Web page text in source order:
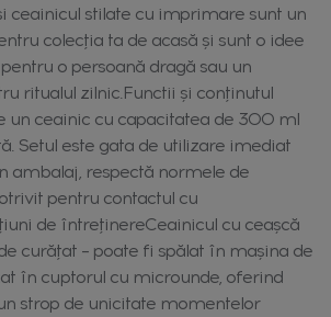
ceainicul stilate cu imprimare sunt un
colecția ta de acasă și sunt o idee
o persoană dragă sau un
ritualul zilnic.Functii și conținutul
un ceainic cu capacitatea de 300 ml
Setul este gata de utilizare imediat
ambalaj, respectă normele de
pentru contactul cu
de întreținereCeainicul cu ceașcă
curățat – poate fi spălat în mașina de
în cuptorul cu microunde, oferind
strop de unicitate momentelor